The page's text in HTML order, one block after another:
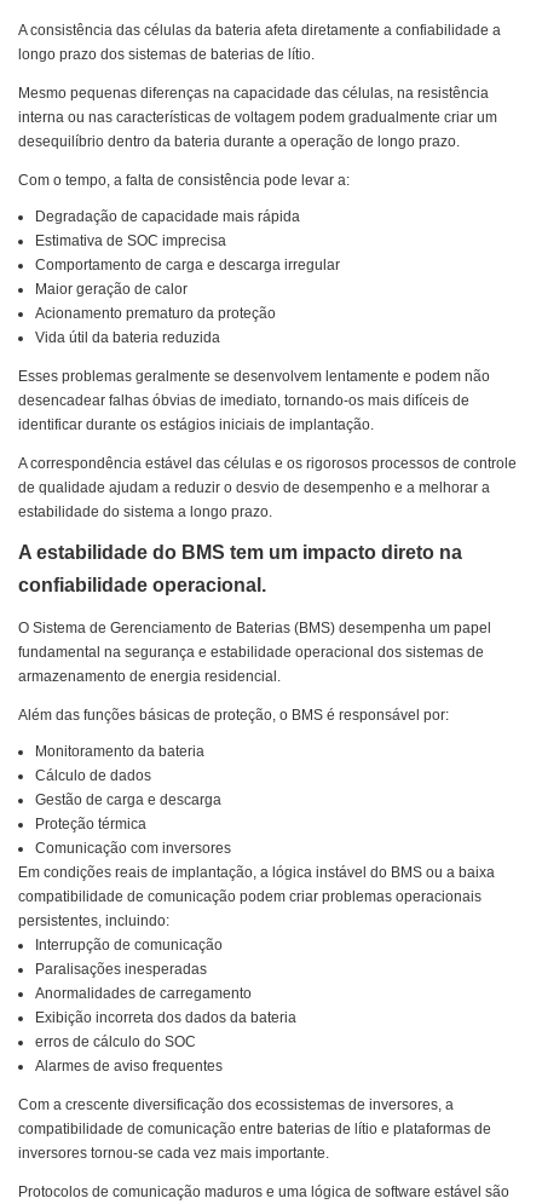
A consistência das células da bateria afeta diretamente a confiabilidade a
longo prazo dos sistemas de baterias de lítio.
Mesmo pequenas diferenças na capacidade das células, na resistência
interna ou nas características de voltagem podem gradualmente criar um
desequilíbrio dentro da bateria durante a operação de longo prazo.
Com o tempo, a falta de consistência pode levar a:
Degradação de capacidade mais rápida
Estimativa de SOC imprecisa
Comportamento de carga e descarga irregular
Maior geração de calor
Acionamento prematuro da proteção
Vida útil da bateria reduzida
Esses problemas geralmente se desenvolvem lentamente e podem não
desencadear falhas óbvias de imediato, tornando-os mais difíceis de
identificar durante os estágios iniciais de implantação.
A correspondência estável das células e os rigorosos processos de controle
de qualidade ajudam a reduzir o desvio de desempenho e a melhorar a
estabilidade do sistema a longo prazo.
A estabilidade do BMS tem um impacto direto na
confiabilidade operacional.
O Sistema de Gerenciamento de Baterias (BMS) desempenha um papel
fundamental na segurança e estabilidade operacional dos sistemas de
armazenamento de energia residencial.
Além das funções básicas de proteção, o BMS é responsável por:
Monitoramento da bateria
Cálculo de dados
Gestão de carga e descarga
Proteção térmica
Comunicação com inversores
Em condições reais de implantação, a lógica instável do BMS ou a baixa
compatibilidade de comunicação podem criar problemas operacionais
persistentes, incluindo:
Interrupção de comunicação
Paralisações inesperadas
Anormalidades de carregamento
Exibição incorreta dos dados da bateria
erros de cálculo do SOC
Alarmes de aviso frequentes
Com a crescente diversificação dos ecossistemas de inversores, a
compatibilidade de comunicação entre baterias de lítio e plataformas de
inversores tornou-se cada vez mais importante.
Protocolos de comunicação maduros e uma lógica de software estável são